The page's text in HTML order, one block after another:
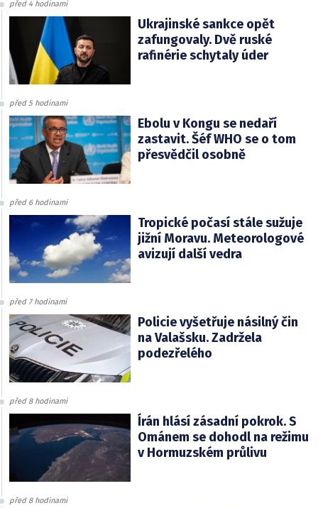
před 4 hodinami
Ukrajinské sankce opět
zafungovaly. Dvě ruské
rafinérie schytaly úder
před 5 hodinami
Ebolu v Kongu se nedaří
zastavit. Šéf WHO se o tom
přesvědčil osobně
před 6 hodinami
Tropické počasí stále sužuje
jižní Moravu. Meteorologové
avizují další vedra
před 7 hodinami
Policie vyšetřuje násilný čin
na Valašsku. Zadržela
podezřelého
před 8 hodinami
Írán hlásí zásadní pokrok. S
Ománem se dohodl na režimu
v Hormuzském průlivu
před 8 hodinami